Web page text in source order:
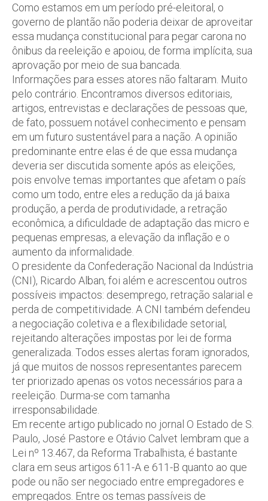
Como estamos em um período pré-eleitoral, o
governo de plantão não poderia deixar de aproveitar
essa mudança constitucional para pegar carona no
ônibus da reeleição e apoiou, de forma implícita, sua
aprovação por meio de sua bancada.
Informações para esses atores não faltaram. Muito
pelo contrário. Encontramos diversos editoriais,
artigos, entrevistas e declarações de pessoas que,
de fato, possuem notável conhecimento e pensam
em um futuro sustentável para a nação. A opinião
predominante entre elas é de que essa mudança
deveria ser discutida somente após as eleições,
pois envolve temas importantes que afetam o país
como um todo, entre eles a redução da já baixa
produção, a perda de produtividade, a retração
econômica, a dificuldade de adaptação das micro e
pequenas empresas, a elevação da inflação e o
aumento da informalidade.
O presidente da Confederação Nacional da Indústria
(CNI), Ricardo Alban, foi além e acrescentou outros
possíveis impactos: desemprego, retração salarial e
perda de competitividade. A CNI também defendeu
a negociação coletiva e a flexibilidade setorial,
rejeitando alterações impostas por lei de forma
generalizada. Todos esses alertas foram ignorados,
já que muitos de nossos representantes parecem
ter priorizado apenas os votos necessários para a
reeleição. Durma-se com tamanha
irresponsabilidade.
Em recente artigo publicado no jornal O Estado de S.
Paulo, José Pastore e Otávio Calvet lembram que a
Lei nº 13.467, da Reforma Trabalhista, é bastante
clara em seus artigos 611-A e 611-B quanto ao que
pode ou não ser negociado entre empregadores e
empregados. Entre os temas passíveis de